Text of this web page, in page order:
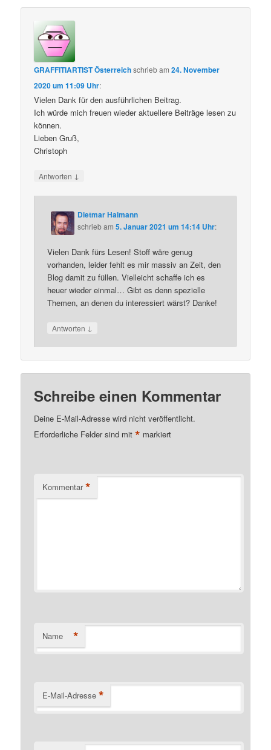
GRAFFITIARTIST Österreichschriebam24. November
2020 um 11:09 Uhr:
Vielen Dank für den ausführlichen Beitrag.
Ich würde mich freuen wieder aktuellere Beiträge lesen zu
können.
Lieben Gruß,
Christoph
Antworten ↓
Dietmar Haimann
schriebam5. Januar 2021 um 14:14 Uhr:
Vielen Dank fürs Lesen! Stoff wäre genug
vorhanden, leider fehlt es mir massiv an Zeit, den
Blog damit zu füllen. Vielleicht schaffe ich es
heuer wieder einmal… Gibt es denn spezielle
Themen, an denen du interessiert wärst? Danke!
Antworten ↓
Schreibe einen Kommentar
Deine E-Mail-Adresse wird nicht veröffentlicht.
Erforderliche Felder sind mit* markiert
Kommentar *
Name *
E-Mail-Adresse *